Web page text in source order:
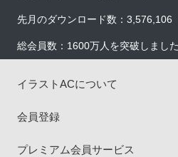
先月のダウンロード数：3,576,106
総会員数：1600万人を突破しました
イラストACについて
会員登録
プレミアム会員サービス